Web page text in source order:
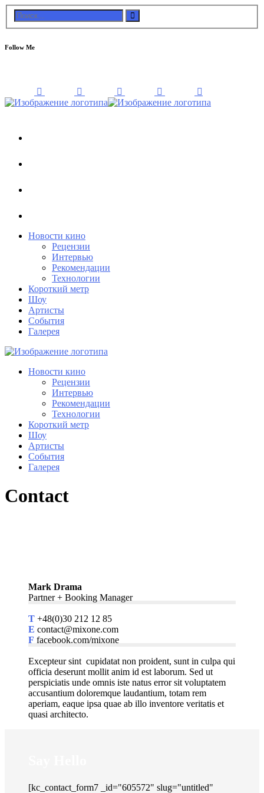
Follow Me
Новости кино
Рецензии
Интервью
Рекомендации
Технологии
Короткий метр
Шоу
Артисты
События
Галерея
Новости кино
Рецензии
Интервью
Рекомендации
Технологии
Короткий метр
Шоу
Артисты
События
Галерея
Contact
Mark Drama
Partner + Booking Manager
T +48(0)30 212 12 85
E contact@mixone.com
F facebook.com/mixone
Excepteur sint cupidatat non proident, sunt in culpa qui
officia deserunt mollit anim id est laborum. Sed ut
perspiciatis unde omnis iste natus error sit voluptatem
accusantium doloremque laudantium, totam rem
aperiam, eaque ipsa quae ab illo inventore veritatis et
quasi architecto.
[kc_contact_form7 _id="605572" slug="untitled"